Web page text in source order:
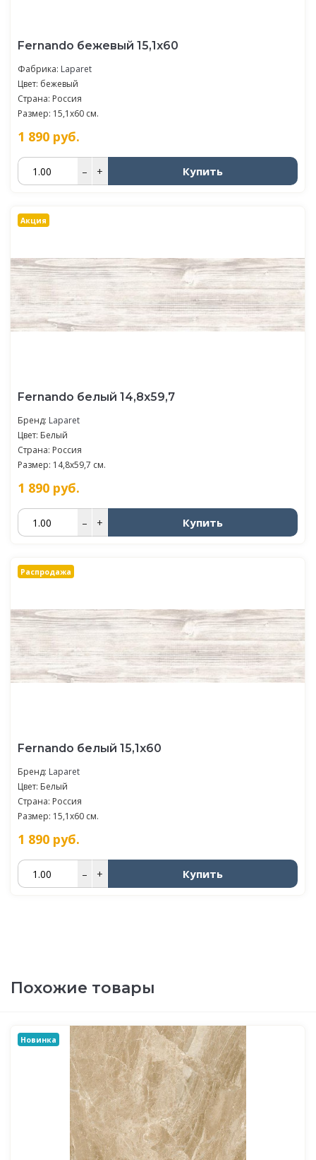
Fernando бежевый 15,1х60
Фабрика: Laparet
Цвет: бежевый
Страна: Россия
Размер: 15,1x60 см.
1 890 руб.
– + Купить
Акция
Fernando белый 14,8х59,7
Бренд: Laparet
Цвет: Белый
Страна: Россия
Размер: 14,8x59,7 см.
1 890 руб.
– + Купить
Распродажа
Fernando белый 15,1х60
Бренд: Laparet
Цвет: Белый
Страна: Россия
Размер: 15,1x60 см.
1 890 руб.
– + Купить
Похожие товары
Новинка